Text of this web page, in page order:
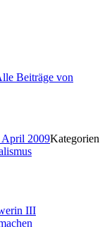
Beiträge von
April 2009Kategorien
III